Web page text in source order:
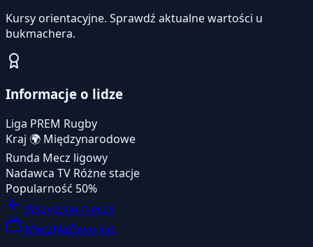
Kursy orientacyjne. Sprawdź aktualne wartości u
bukmachera.
Informacje o lidze
Liga PREM Rugby
Kraj 🌍 Międzynarodowe
Runda Mecz ligowy
Nadawca TV Różne stacje
Popularność 50%
Wszystkie mecze
MeczNaZywo.xyz